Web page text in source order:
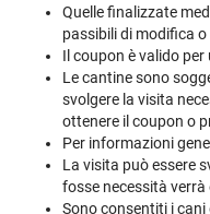
Quelle finalizzate
passibili di modifica
Il coupon è valido
Le cantine sono
svolgere la visita
ottenere il coupon o
Per informazioni
La visita può essere
fosse necessità
Sono consentiti i